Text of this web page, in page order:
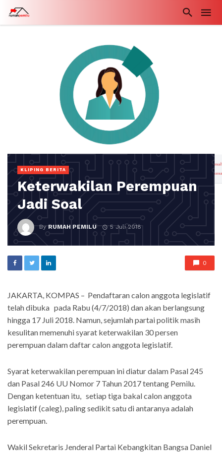
KLIPING BERITA
Keterwakilan Perempuan
Jadi Soal
ByRUMAH PEMILU 5 Juli 2018
0
JAKARTA, KOMPAS – Pendaftaran calon anggota legislatif
telah dibuka pada Rabu (4/7/2018) dan akan berlangsung
hingga 17 Juli 2018. Namun, sejumlah partai politik masih
kesulitan memenuhi syarat keterwakilan 30 persen
perempuan dalam daftar calon anggota legislatif.
Syarat keterwakilan perempuan ini diatur dalam Pasal 245
dan Pasal 246 UU Nomor 7 Tahun 2017 tentang Pemilu.
Dengan ketentuan itu, setiap tiga bakal calon anggota
legislatif (caleg), paling sedikit satu di antaranya adalah
perempuan.
Wakil Sekretaris Jenderal Partai Kebangkitan Bangsa Daniel